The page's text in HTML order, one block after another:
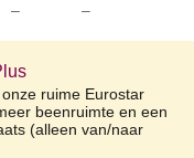
–
–
ruime Eurostar
beenruimte en een
(alleen van/naar